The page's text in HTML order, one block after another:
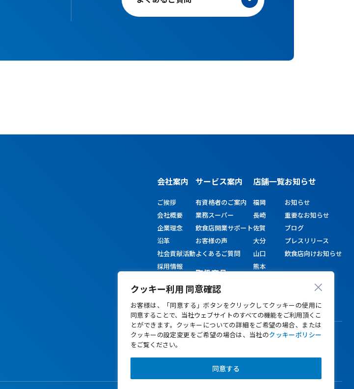
クッキー利用 同意確認
お客様は、「同意する」ボタンをクリックしてクッキーの使用に
同意することで、当社ウェブサイトのすべての機能をご利用頂くこ
とができます。クッキーについての詳細をご希望の場合、または
クッキーの設定変更をご希望の場合は、当社のクッキーポリシー
をご覧ください。
同意する
会社案内
ご挨拶
会社概要
企業理念
沿革
社会貢献活動
採用情報
サービス案内
有資格者のご案内
業務スーパー
飲食店開業サポート
お客様の声
よくあるご質問
取扱商品
店舗一覧
福岡
長崎
佐賀
大分
山口
熊本
お知らせ
お知らせ
重要なお知らせ
ブログ
プレスリリース
飲食店向けお知らせ
本格焼酎の専門店「焼酎どっとねっと」
ALLIQオンライン